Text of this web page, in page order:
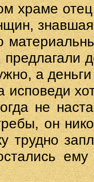
храме
а
исповеди
не
он
трудно
ему